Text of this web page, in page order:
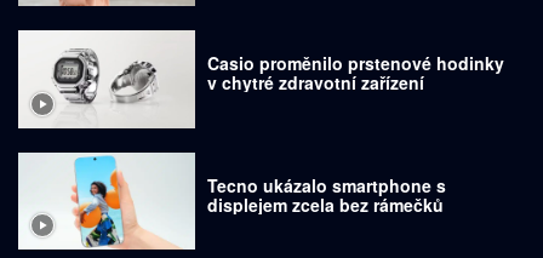
Casio proměnilo prstenové hodinky
v chytré zdravotní zařízení
Tecno ukázalo smartphone s
displejem zcela bez rámečků